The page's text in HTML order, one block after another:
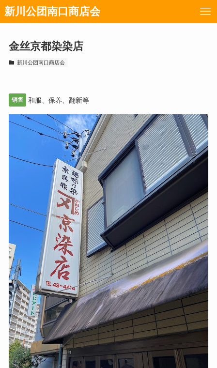
新川公团南口商店会
金丝京都染染店
新川公团南口商店会
销售 和服、保养、翻新等